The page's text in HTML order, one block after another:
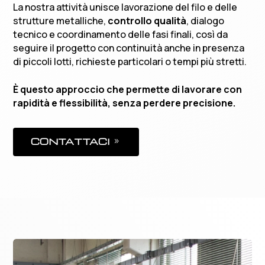
La nostra attività unisce lavorazione del filo e delle
strutture metalliche, controllo qualità, dialogo
tecnico e coordinamento delle fasi finali, così da
seguire il progetto con continuità anche in presenza
di piccoli lotti, richieste particolari o tempi più stretti.
È questo approccio che permette di lavorare con
rapidità e flessibilità, senza perdere precisione.
CONTATTACI